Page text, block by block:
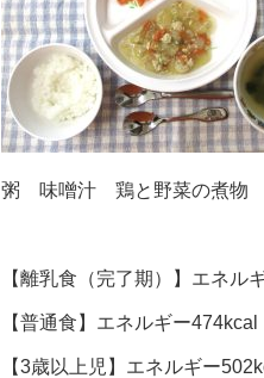
粥 味噌汁 鶏と野菜の煮物
【離乳食（完了期）】エネ
【普通食】エネルギー
【3歳以上児】エネルギー